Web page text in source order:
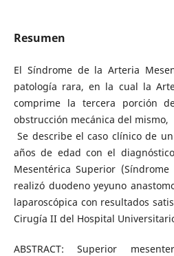
Resumen
El Síndrome de la Arteria
patología rara, en la cual la
comprime la tercera porción
obstrucción mecánica del mismo,
Se describe el caso clínico de
años de edad con el
Mesentérica Superior
realizó duodeno yeyuno
laparoscópica con resultados
Cirugía II del Hospital
ABSTRACT: Superior